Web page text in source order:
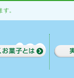
。